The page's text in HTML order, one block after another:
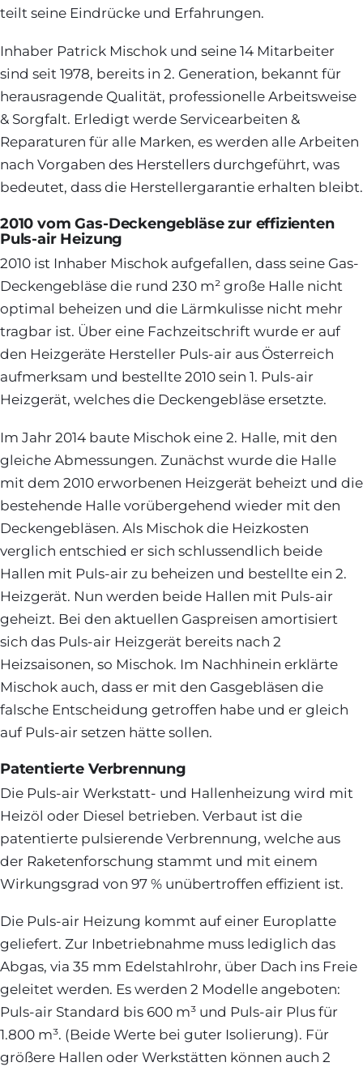
teilt seine Eindrücke und Erfahrungen.
Inhaber Patrick Mischok und seine 14 Mitarbeiter
sind seit 1978, bereits in 2. Generation, bekannt für
herausragende Qualität, professionelle Arbeitsweise
& Sorgfalt. Erledigt werde Servicearbeiten &
Reparaturen für alle Marken, es werden alle Arbeiten
nach Vorgaben des Herstellers durchgeführt, was
bedeutet, dass die Herstellergarantie erhalten bleibt.
2010 vom Gas-Deckengebläse zur effizienten
Puls-air Heizung
2010 ist Inhaber Mischok aufgefallen, dass seine Gas-
Deckengebläse die rund 230 m² große Halle nicht
optimal beheizen und die Lärmkulisse nicht mehr
tragbar ist. Über eine Fachzeitschrift wurde er auf
den Heizgeräte Hersteller Puls-air aus Österreich
aufmerksam und bestellte 2010 sein 1. Puls-air
Heizgerät, welches die Deckengebläse ersetzte.
Im Jahr 2014 baute Mischok eine 2. Halle, mit den
gleiche Abmessungen. Zunächst wurde die Halle
mit dem 2010 erworbenen Heizgerät beheizt und die
bestehende Halle vorübergehend wieder mit den
Deckengebläsen. Als Mischok die Heizkosten
verglich entschied er sich schlussendlich beide
Hallen mit Puls-air zu beheizen und bestellte ein 2.
Heizgerät. Nun werden beide Hallen mit Puls-air
geheizt. Bei den aktuellen Gaspreisen amortisiert
sich das Puls-air Heizgerät bereits nach 2
Heizsaisonen, so Mischok. Im Nachhinein erklärte
Mischok auch, dass er mit den Gasgebläsen die
falsche Entscheidung getroffen habe und er gleich
auf Puls-air setzen hätte sollen.
Patentierte Verbrennung
Die Puls-air Werkstatt- und Hallenheizung wird mit
Heizöl oder Diesel betrieben. Verbaut ist die
patentierte pulsierende Verbrennung, welche aus
der Raketenforschung stammt und mit einem
Wirkungsgrad von 97 % unübertroffen effizient ist.
Die Puls-air Heizung kommt auf einer Europlatte
geliefert. Zur Inbetriebnahme muss lediglich das
Abgas, via 35 mm Edelstahlrohr, über Dach ins Freie
geleitet werden. Es werden 2 Modelle angeboten:
Puls-air Standard bis 600 m³ und Puls-air Plus für
1.800 m³. (Beide Werte bei guter Isolierung). Für
größere Hallen oder Werkstätten können auch 2